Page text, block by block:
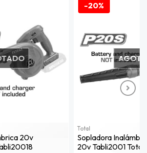
20v
-20%
Total
Sopladora
20v Tabli2001 Total